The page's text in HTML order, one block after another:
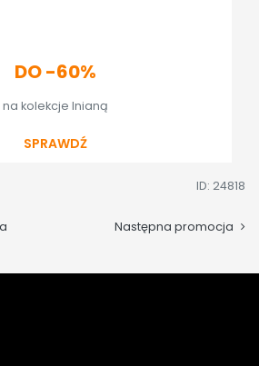
DO -60%
na kolekcje lnianą
SPRAWDŹ
ID: 24818
Następna promocja